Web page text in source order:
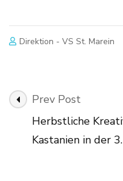
Direktion - VS St. Marein
Post
Navigation
Prev Post
Herbstliche
Kastanien in der